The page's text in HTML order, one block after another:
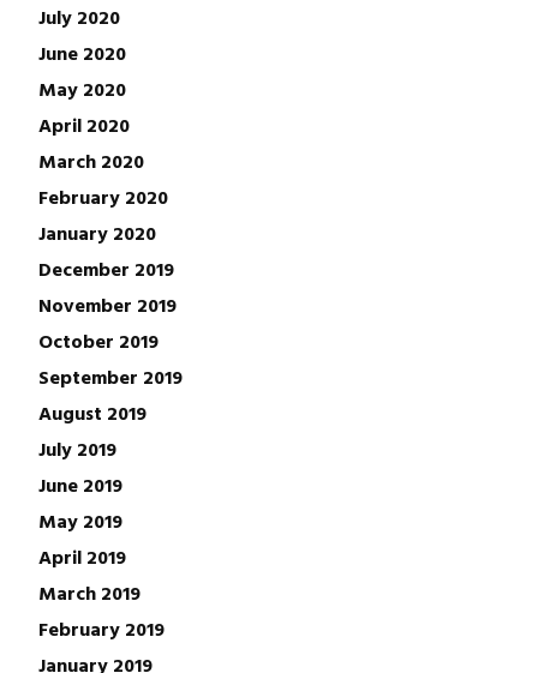
July 2020
June 2020
May 2020
April 2020
March 2020
February 2020
January 2020
December 2019
November 2019
October 2019
September 2019
August 2019
July 2019
June 2019
May 2019
April 2019
March 2019
February 2019
January 2019